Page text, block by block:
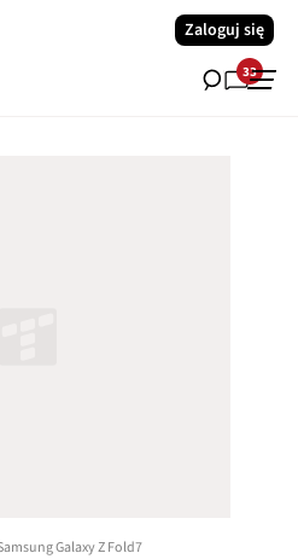
Zaloguj się
33
Galaxy Z Fold7